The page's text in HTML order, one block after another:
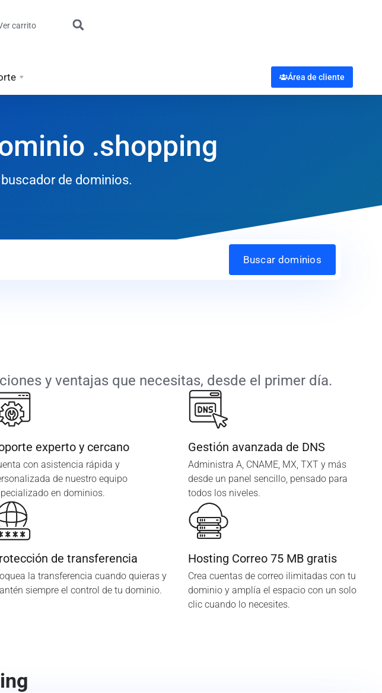
carrito
Área de cliente
.shopping
de dominios.
Buscar dominios
y ventajas que necesitas, desde el primer día.
experto y cercano
con asistencia rápida y
de nuestro equipo
en dominios.
Gestión avanzada de DNS
Administra A, CNAME, MX, TXT y más
desde un panel sencillo, pensado para
todos los niveles.
de transferencia
la transferencia cuando quieras y
siempre el control de tu dominio.
Hosting Correo 75 MB gratis
Crea cuentas de correo ilimitadas con tu
dominio y amplía el espacio con un solo
clic cuando lo necesites.